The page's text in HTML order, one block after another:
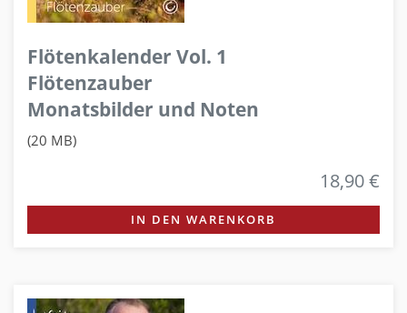
Flötenkalender Vol. 1
Flötenzauber
Monatsbilder und Noten
(20 MB)
18,90 €
IN DEN WARENKORB